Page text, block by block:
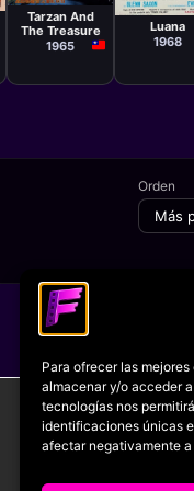
Para ofrecer las
almacenar y/o acceder
tecnologías nos
identificaciones únicas
afectar negativamente
Tarzan And
The Treasure
1965
Roberto
Infascelli
Luana
1968
Orden